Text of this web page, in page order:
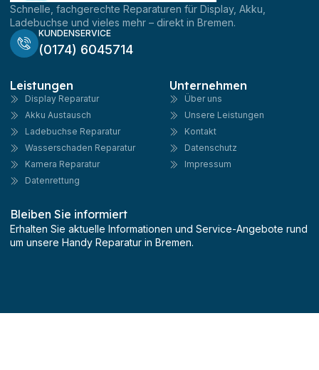
Schnelle, fachgerechte Reparaturen für Display, Akku,
Ladebuchse und vieles mehr – direkt in Bremen.
KUNDENSERVICE
(0174) 6045714
Leistungen
Display Reparatur
Akku Austausch
Ladebuchse Reparatur
Wasserschaden Reparatur
Kamera Reparatur
Datenrettung
Unternehmen
Über uns
Unsere Leistungen
Kontakt
Datenschutz
Impressum
Bleiben Sie informiert
Erhalten Sie aktuelle Informationen und Service-Angebote rund
um unsere Handy Reparatur in Bremen.